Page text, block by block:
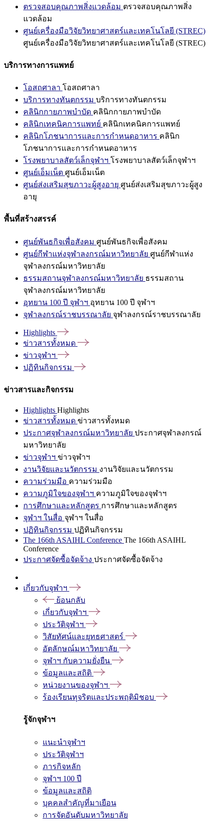
ตรวจสอบคุณภาพสิ่งแวดล้อม ตรวจสอบคุณภาพสิ่ง
แวดล้อม
ศูนย์เครื่องมือวิจัยวิทยาศาสตร์และเทคโนโลยี (STREC)
ศูนย์เครื่องมือวิจัยวิทยาศาสตร์และเทคโนโลยี (STREC)
บริการทางการแพทย์
โอสถศาลา โอสถศาลา
บริการทางทันตกรรม บริการทางทันตกรรม
คลินิกกายภาพบำบัด คลินิกกายภาพบำบัด
คลินิกเทคนิคการแพทย์ คลินิกเทคนิคการแพทย์
คลินิกโภชนาการและการกำหนดอาหาร คลินิก
โภชนาการและการกำหนดอาหาร
โรงพยาบาลสัตว์เล็กจุฬาฯ โรงพยาบาลสัตว์เล็กจุฬาฯ
ศูนย์เอ็มเน็ต ศูนย์เอ็มเน็ต
ศูนย์ส่งเสริมสุขภาวะผู้สูงอายุ ศูนย์ส่งเสริมสุขภาวะผู้สูง
อายุ
พื้นที่สร้างสรรค์
ศูนย์พันธกิจเพื่อสังคม ศูนย์พันธกิจเพื่อสังคม
ศูนย์กีฬาแห่งจุฬาลงกรณ์มหาวิทยาลัย ศูนย์กีฬาแห่ง
จุฬาลงกรณ์มหาวิทยาลัย
ธรรมสถานจุฬาลงกรณ์มหาวิทยาลัย ธรรมสถาน
จุฬาลงกรณ์มหาวิทยาลัย
อุทยาน 100 ปี จุฬาฯ อุทยาน 100 ปี จุฬาฯ
จุฬาลงกรณ์ราชบรรณาลัย จุฬาลงกรณ์ราชบรรณาลัย
Highlights
ข่าวสารทั้งหมด
ข่าวจุฬาฯ
ปฏิทินกิจกรรม
ข่าวสารและกิจกรรม
Highlights Highlights
ข่าวสารทั้งหมด ข่าวสารทั้งหมด
ประกาศจุฬาลงกรณ์มหาวิทยาลัย ประกาศจุฬาลงกรณ์
มหาวิทยาลัย
ข่าวจุฬาฯ ข่าวจุฬาฯ
งานวิจัยและนวัตกรรม งานวิจัยและนวัตกรรม
ความร่วมมือ ความร่วมมือ
ความภูมิใจของจุฬาฯ ความภูมิใจของจุฬาฯ
การศึกษาและหลักสูตร การศึกษาและหลักสูตร
จุฬาฯ ในสื่อ จุฬาฯ ในสื่อ
ปฏิทินกิจกรรม ปฏิทินกิจกรรม
The 166th ASAIHL Conference The 166th ASAIHL
Conference
ประกาศจัดซื้อจัดจ้าง ประกาศจัดซื้อจัดจ้าง
เกี่ยวกับจุฬาฯ
ย้อนกลับ
เกี่ยวกับจุฬาฯ
ประวัติจุฬาฯ
วิสัยทัศน์และยุทธศาสตร์
อัตลักษณ์มหาวิทยาลัย
จุฬาฯ กับความยั่งยืน
ข้อมูลและสถิติ
หน่วยงานของจุฬาฯ
ร้องเรียนทุจริตและประพฤติมิชอบ
รู้จักจุฬาฯ
แนะนำจุฬาฯ
ประวัติจุฬาฯ
ภารกิจหลัก
จุฬาฯ 100 ปี
ข้อมูลและสถิติ
บุคคลสำคัญที่มาเยือน
การจัดอันดับมหาวิทยาลัย